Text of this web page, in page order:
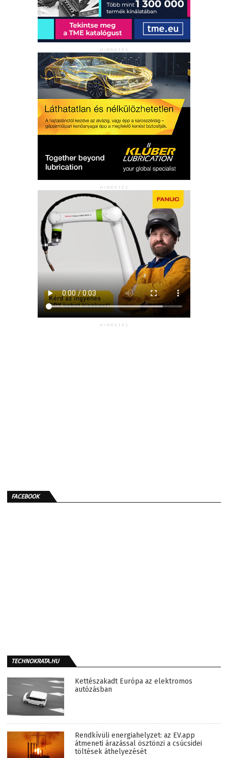
HIRDETÉS
HIRDETÉS
HIRDETÉS
FACEBOOK
TECHNOKRATA.HU
Kettészakadt Európa az elektromos
autózásban
Rendkívüli energiahelyzet: az EV.app
átmeneti árazással ösztönzi a csúcsidei
töltések áthelyezését